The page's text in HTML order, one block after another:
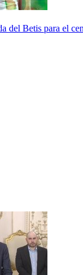
del Betis para el